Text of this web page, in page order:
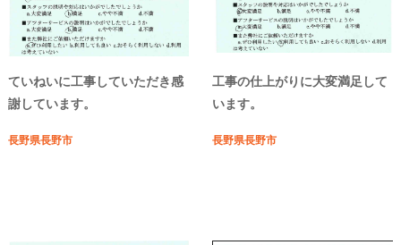
ていねいに工事していただき感
謝しています。
長野県長野市
工事の仕上がりに大変満足して
います。
長野県長野市